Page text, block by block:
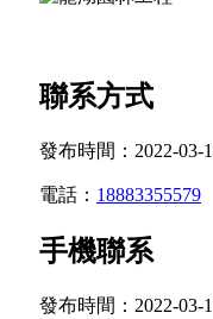
聯系方式
發布時間： 2022-03-
電話： 18883355579
手機聯系
發布時間： 2022-03-